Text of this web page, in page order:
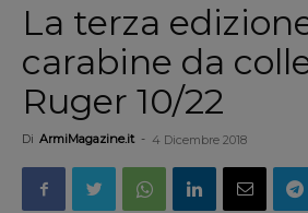
La terza
carabine da
Ruger 10/22
Di ArmiMagazine.it - 4 Dicembre 2018